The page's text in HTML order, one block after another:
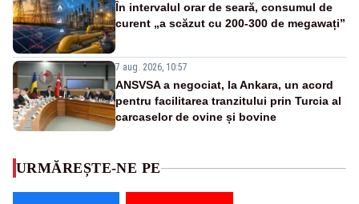
În intervalul orar de seară, consumul de
curent „a scăzut cu 200-300 de megawați”
7 aug. 2026, 10:57
ANSVSA a negociat, la Ankara, un acord
pentru facilitarea tranzitului prin Turcia al
carcaselor de ovine și bovine
URMĂREȘTE-NE PE